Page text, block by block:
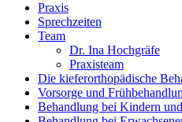
Praxis
Sprechzeiten
Team
Dr. Ina Hochgräfe
Praxisteam
Die kieferorthopädische
Vorsorge und
Behandlung bei Kindern